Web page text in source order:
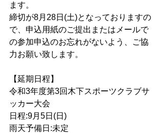
ます。
締切が8月28日(土)となっておりますの
で、申込用紙のご提出またはメールで
の参加申込のお忘れがないよう、ご協
力お願い致します。
【延期日程】
令和3年度第3回木下スポーツクラブサ
ッカー大会
日程:9月5日(日)
雨天予備日:未定